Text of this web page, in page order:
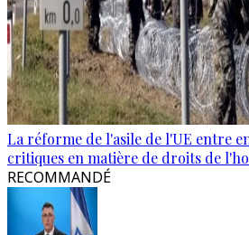
La réforme de l'asile de l'UE entre
critiques en matière de droits de
RECOMMANDÉ